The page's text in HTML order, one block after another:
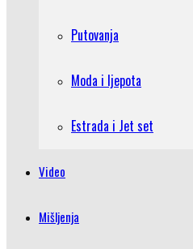
Putovanja
Moda i ljepota
Estrada i Jet set
Video
Mišljenja